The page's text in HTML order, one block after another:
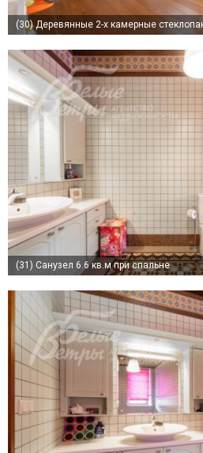
(30)Деревянные 2-х камерные стеклопакеты с
(31) Санузел 6.6 кв.м при спальне